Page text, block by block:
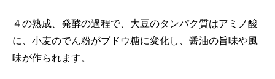
４の熟成、発酵の過程で、 大豆のタンパク質はアミノ酸
に、 小麦のでん粉がブドウ糖に変化し、醤油の旨味や風
味が作られます。